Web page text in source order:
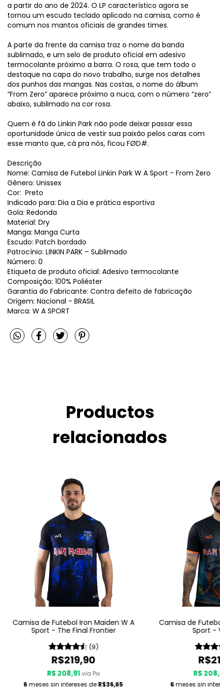
a partir do ano de 2024. O LP característico agora se
tornou um escudo teclado aplicado na camisa, como é
comum nos mantos oficiais de grandes times.
A parte da frente da camisa traz o nome da banda
sublimado, e um selo de produto oficial em adesivo
termocolante próximo a barra. O rosa, que tem todo o
destaque na capa do novo trabalho, surge nos detalhes
dos punhos das mangas. Nas costas, o nome do álbum
“From Zero” aparece próximo a nuca, com o número “zero”
abaixo, sublimado na cor rosa.
Quem é fã do Linkin Park não pode deixar passar essa
oportunidade única de vestir sua paixão pelos caras com
esse manto que, cá pra nós, ficou FØD#.
Descrição
Nome: Camisa de Futebol Linkin Park W A Sport - From Zero
Gênero: Unissex
Cor: Preto
Indicado para: Dia a Dia e prática esportiva
Gola: Redonda
Material: Dry
Manga: Manga Curta
Escudo: Patch bordado
Patrocínio: LINKIN PARK – Sublimado
Número: 0
Etiqueta de produto oficial: Adesivo termocolante
Composição: 100% Poliéster
Garantia do Fabricante: Contra defeito de fabricação
Origem: Nacional - BRASIL
Marca: W A SPORT
Productos
relacionados
Camisa de Futebol Iron Maiden W A
Sport - The Final Frontier
(9)
R$219,90
R$ 208,91 via Pix
6 meses sin intereses deR$36,65
Camisa de
Sport -
R$
6 meses sin